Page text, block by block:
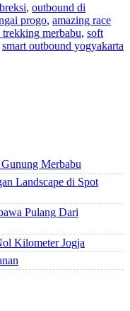
, outbound di
progo, amazing race
trekking merbabu, soft
smart outbound yogyakarta
Merbabu
Landscape di Spot
Pulang Dari
Kilometer Jogja